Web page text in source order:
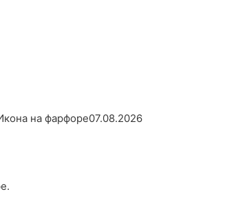
на фарфоре07.08.2026